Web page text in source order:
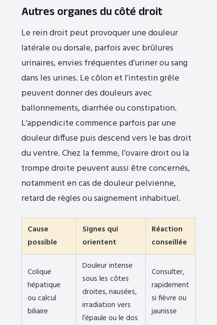
Autres organes du côté droit
Le rein droit peut provoquer une douleur
latérale ou dorsale, parfois avec brûlures
urinaires, envies fréquentes d’uriner ou sang
dans les urines. Le côlon et l’intestin grêle
peuvent donner des douleurs avec
ballonnements, diarrhée ou constipation.
L’appendicite commence parfois par une
douleur diffuse puis descend vers le bas droit
du ventre. Chez la femme, l’ovaire droit ou la
trompe droite peuvent aussi être concernés,
notamment en cas de douleur pelvienne,
retard de règles ou saignement inhabituel.
Cause
possible
Signes qui
orientent
Réaction
conseillée
Colique
hépatique
ou calcul
biliaire
Douleur intense
sous les côtes
droites, nausées,
irradiation vers
l’épaule ou le dos
Consulter,
rapidement
si fièvre ou
jaunisse